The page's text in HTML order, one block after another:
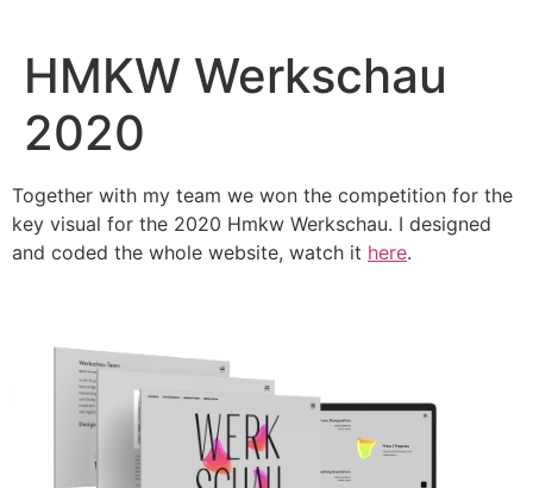
HMKW Werkschau
2020
Together with my team we won the competition for the
key visual for the 2020 Hmkw Werkschau. I designed
and coded the whole website, watch it here.